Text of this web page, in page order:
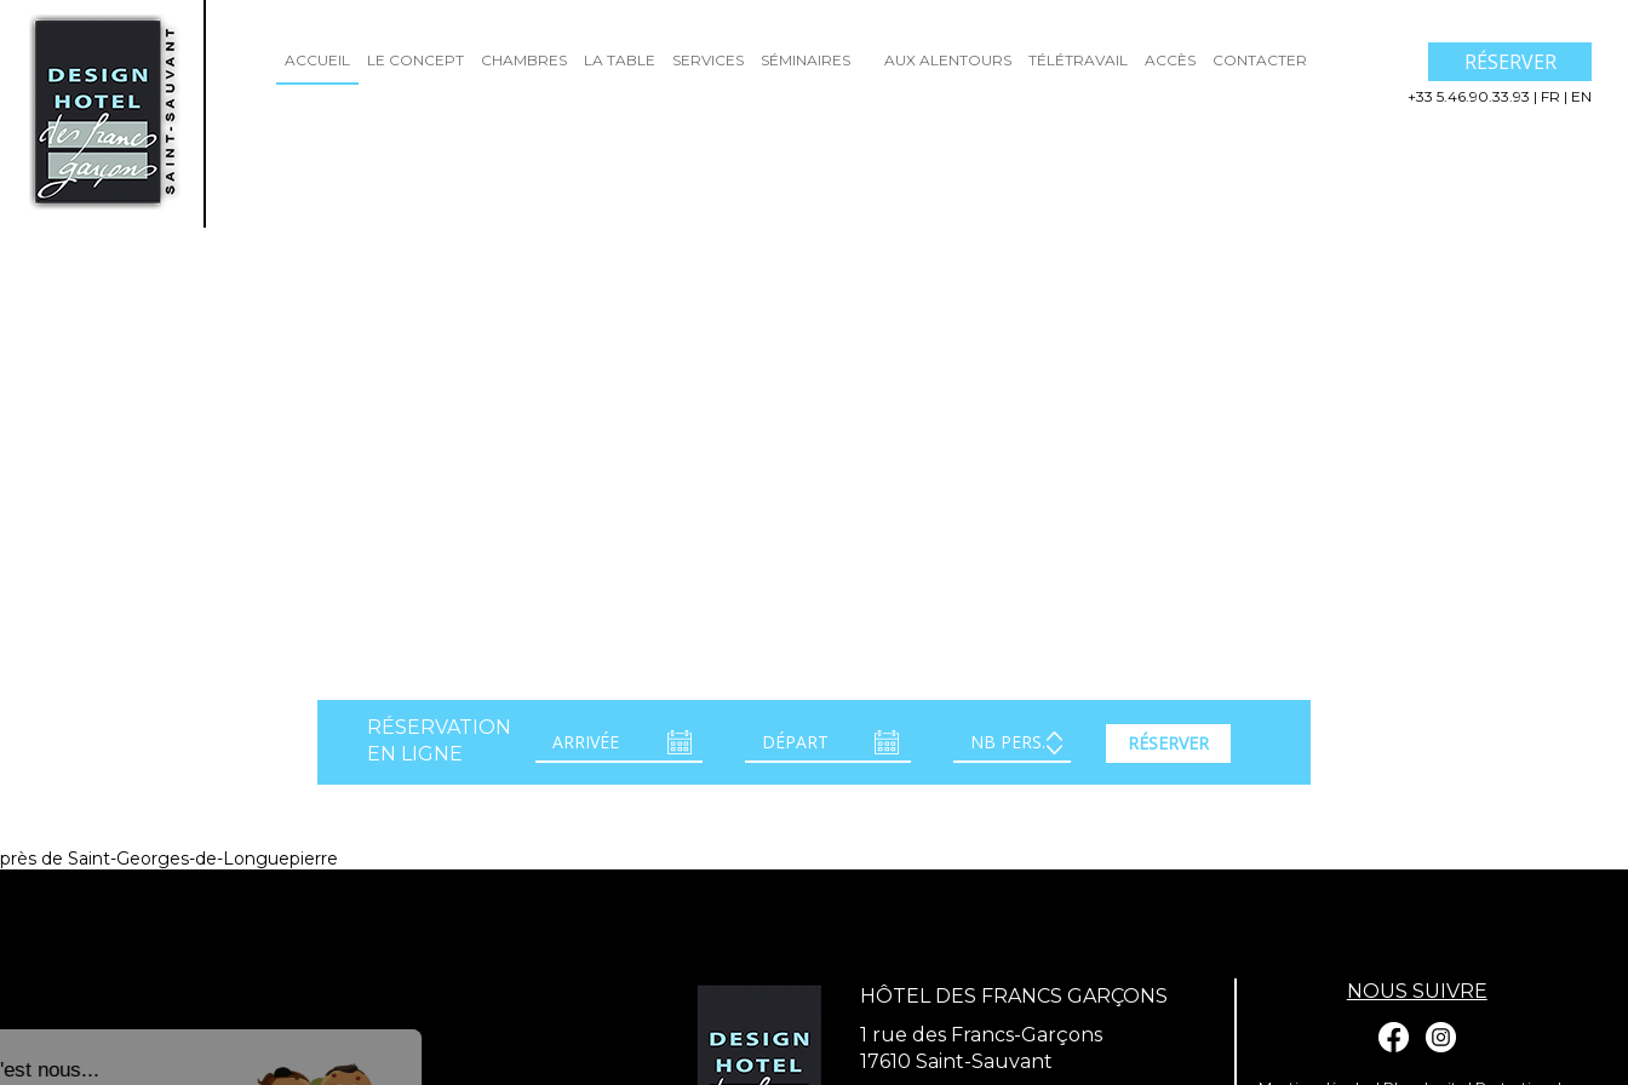
ACCUEIL LE CONCEPT CHAMBRES LA TABLE SERVICES SÉMINAIRES AUX ALENTOURS TÉLÉTRAVAIL ACCÈS CONTACTER RÉSERVER
+33 5.46.90.33.93 | FR | EN
RÉSERVATION
EN LIGNE
RÉSERVER
près de Saint-Georges-de-Longuepierre
HÔTEL DES FRANCS GARÇONS
1 rue des Francs-Garçons
17610 Saint-Sauvant
NOUS SUIVRE
Salut c'est nous...